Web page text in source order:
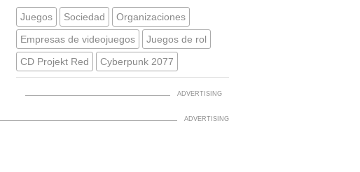
Juegos Sociedad
Organizaciones
Empresas de videojuegos
Juegos de rol
CD Projekt Red
Cyberpunk 2077